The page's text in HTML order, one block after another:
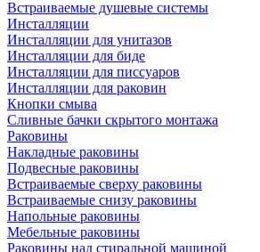
Встраиваемые душевые системы
Инсталляции
Инсталляции для унитазов
Инсталляции для биде
Инсталляции для писсуаров
Инсталляции для раковин
Кнопки смыва
Сливные бачки скрытого монтажа
Раковины
Накладные раковины
Подвесные раковины
Встраиваемые сверху раковины
Встраиваемые снизу раковины
Напольные раковины
Мебельные раковины
Раковины над стиральной машиной